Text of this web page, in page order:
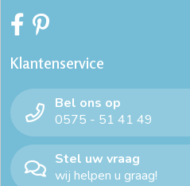
Klantenservice
Bel ons op
0575 - 51 41 49
Stel uw vraag
wij helpen u graag!